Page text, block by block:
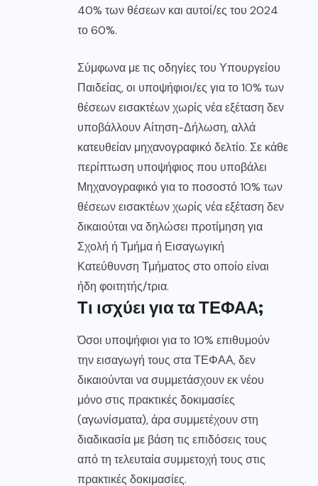
40% των θέσεων και αυτοί/ες του 2024
το 60%.
Σύμφωνα με τις οδηγίες του Υπουργείου
Παιδείας, οι υποψήφιοι/ες για το 10% των
θέσεων εισακτέων χωρίς νέα εξέταση δεν
υποβάλλουν Αίτηση-Δήλωση, αλλά
κατευθείαν μηχανογραφικό δελτίο. Σε κάθε
περίπτωση υποψήφιος που υποβάλει
Μηχανογραφικό για το ποσοστό 10% των
θέσεων εισακτέων χωρίς νέα εξέταση δεν
δικαιούται να δηλώσει προτίμηση για
Σχολή ή Τμήμα ή Εισαγωγική
Κατεύθυνση Τμήματος στο οποίο είναι
ήδη φοιτητής/τρια.
Τι ισχύει για τα ΤΕΦΑΑ;
Όσοι υποψήφιοι για το 10% επιθυμούν
την εισαγωγή τους στα ΤΕΦΑΑ, δεν
δικαιούνται να συμμετάσχουν εκ νέου
μόνο στις πρακτικές δοκιμασίες
(αγωνίσματα), άρα συμμετέχουν στη
διαδικασία με βάση τις επιδόσεις τους
από τη τελευταία συμμετοχή τους στις
πρακτικές δοκιμασίες.